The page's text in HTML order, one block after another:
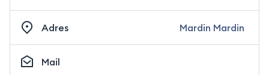
Adres Mardin Mardin
Mail